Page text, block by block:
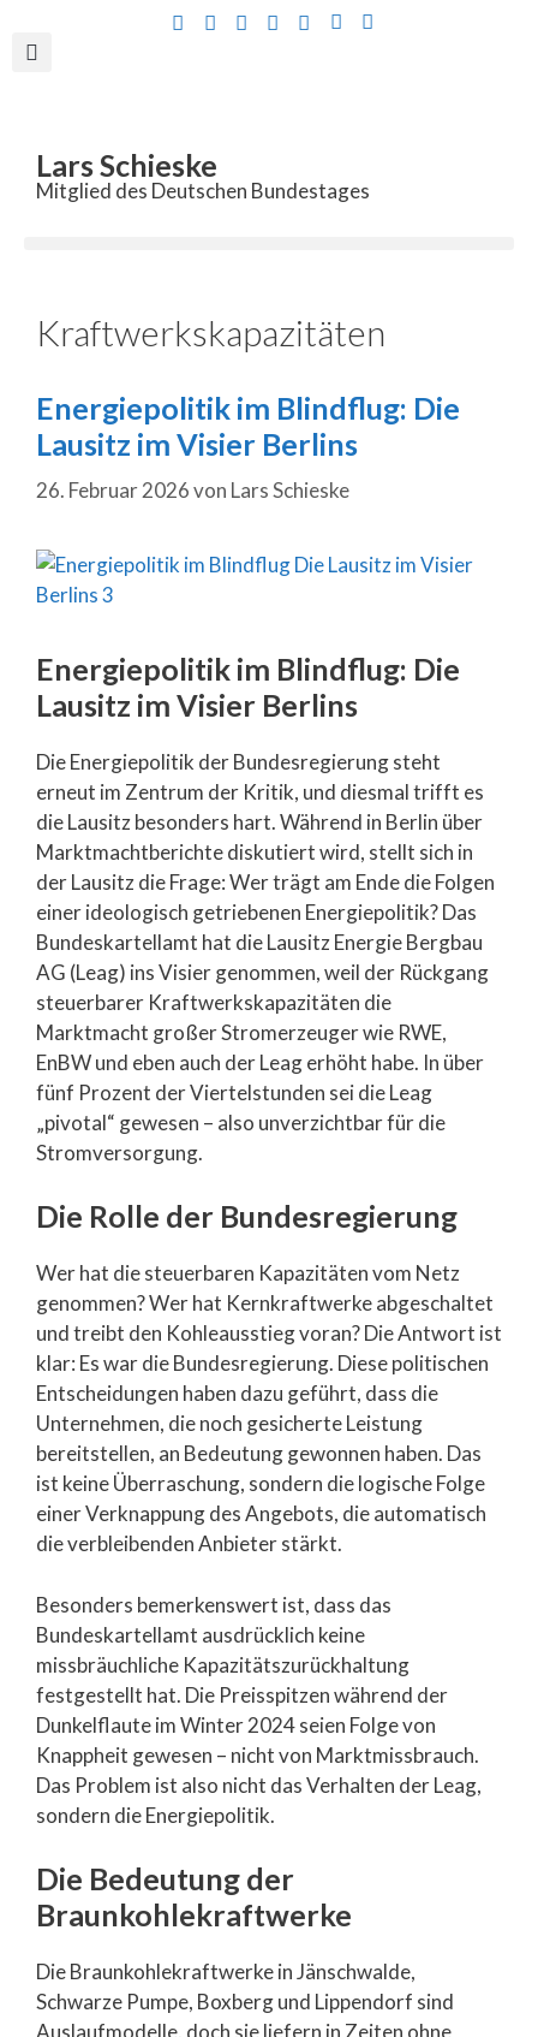
Lars Schieske
Mitglied des Deutschen Bundestages
Kraftwerkskapazitäten
Energiepolitik im Blindflug: Die
Lausitz im Visier Berlins
26. Februar 2026von Lars Schieske
Energiepolitik im Blindflug: Die
Lausitz im Visier Berlins
Die Energiepolitik der Bundesregierung steht
erneut im Zentrum der Kritik, und diesmal trifft es
die Lausitz besonders hart. Während in Berlin über
Marktmachtberichte diskutiert wird, stellt sich in
der Lausitz die Frage: Wer trägt am Ende die Folgen
einer ideologisch getriebenen Energiepolitik? Das
Bundeskartellamt hat die Lausitz Energie Bergbau
AG (Leag) ins Visier genommen, weil der Rückgang
steuerbarer Kraftwerkskapazitäten die
Marktmacht großer Stromerzeuger wie RWE,
EnBW und eben auch der Leag erhöht habe. In über
fünf Prozent der Viertelstunden sei die Leag
„pivotal“ gewesen – also unverzichtbar für die
Stromversorgung.
Die Rolle der Bundesregierung
Wer hat die steuerbaren Kapazitäten vom Netz
genommen? Wer hat Kernkraftwerke abgeschaltet
und treibt den Kohleausstieg voran? Die Antwort ist
klar: Es war die Bundesregierung. Diese politischen
Entscheidungen haben dazu geführt, dass die
Unternehmen, die noch gesicherte Leistung
bereitstellen, an Bedeutung gewonnen haben. Das
ist keine Überraschung, sondern die logische Folge
einer Verknappung des Angebots, die automatisch
die verbleibenden Anbieter stärkt.
Besonders bemerkenswert ist, dass das
Bundeskartellamt ausdrücklich keine
missbräuchliche Kapazitätszurückhaltung
festgestellt hat. Die Preisspitzen während der
Dunkelflaute im Winter 2024 seien Folge von
Knappheit gewesen – nicht von Marktmissbrauch.
Das Problem ist also nicht das Verhalten der Leag,
sondern die Energiepolitik.
Die Bedeutung der
Braunkohlekraftwerke
Die Braunkohlekraftwerke in Jänschwalde,
Schwarze Pumpe, Boxberg und Lippendorf sind
Auslaufmodelle, doch sie liefern in Zeiten ohne